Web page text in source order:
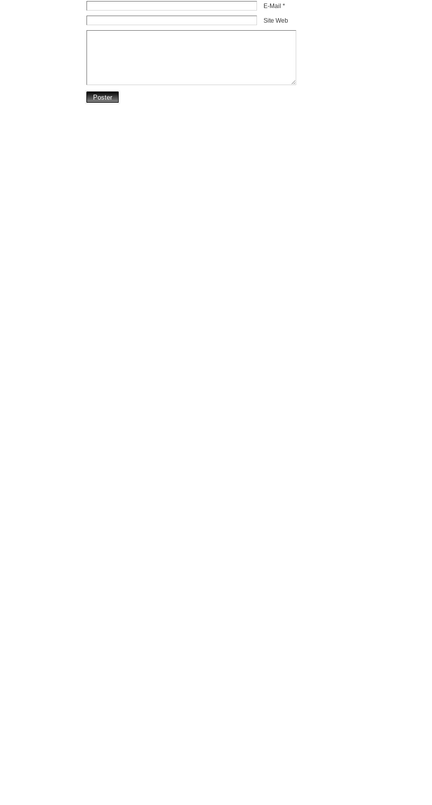
E-Mail *
Site Web